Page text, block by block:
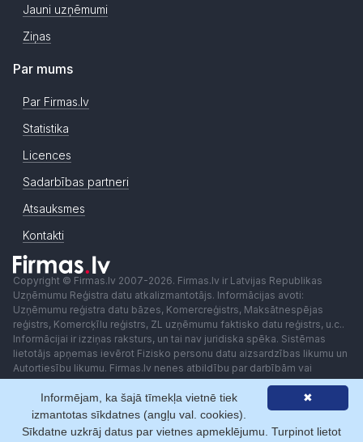
Jauni uzņēmumi
Ziņas
Par mums
Par Firmas.lv
Statistika
Licences
Sadarbības partneri
Atsauksmes
Kontakti
Copyright © Firmas.lv 2007-2026. Firmas.lv ir Latvijas Republikas
Uzņēmumu Reģistra datu atkalizmantotājs. Informācijas avoti:
Uzņēmumu reģistra datu bāzes, Komercreģistrs, Maksātnespējas
reģistrs, Komercķīlu reģistrs, ZL uzņēmumu faktisko datu reģistrs, u.c..
Informācijai ir izziņas raksturs, un tai nav juridiska spēka. Sistēmas
lietotājs apņemas ievērot Fizisko personu datu aizsardzības likumu un
Autortiesību likumu. Firmas.lv nenes atbildību par darbībām vai
lēmumiem, kas balstīti uz saņemto pakalpojumu. Lietotājam aizliegts
izmantot jebkādas automatizētas sistēmas vai iekārtas (robotus)
piekļuvei sistēmai bez rakstiskas saskaņošanas ar Firmas.lv. Galvenā
redaktore: Ingūna Pempere.
✖
Informējam, ka šajā tīmekļa vietnē tiek
izmantotas sīkdatnes (angļu val. cookies).
Sīkdatne uzkrāj datus par vietnes apmeklējumu. Turpinot lietot